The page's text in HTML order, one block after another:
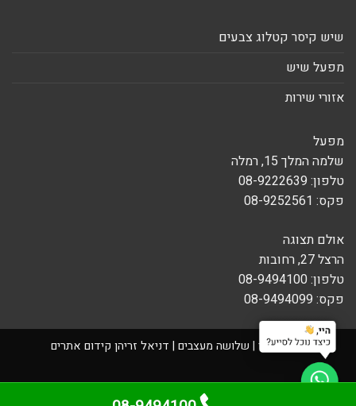
שיש קיסר קטלוג צבעים
מפעל שיש
אזורי שירות
מפעל
שלמה המלך 15, רמלה
טלפון: 08-9222639
פקס: 08-9252561
אולם תצוגה
הרצל 27, רחובות
טלפון: 08-9494100
פקס: 08-9494099
בניית אתר | שלושה מעצבים | דניאל זריהן קידום אתרים